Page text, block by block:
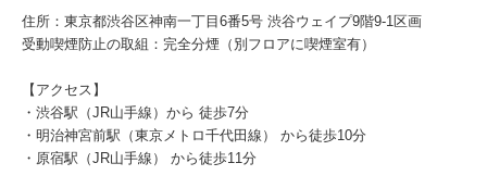
住所：東京都渋谷区神南一丁目6番5号 渋谷ウェイプ9階9-1区画
受動喫煙防止の取組：完全分煙（別フロアに喫煙室有）
【アクセス】
・渋谷駅（JR山手線）から 徒歩7分
・明治神宮前駅（東京メトロ千代田線） から徒歩10分
・原宿駅（JR山手線） から徒歩11分